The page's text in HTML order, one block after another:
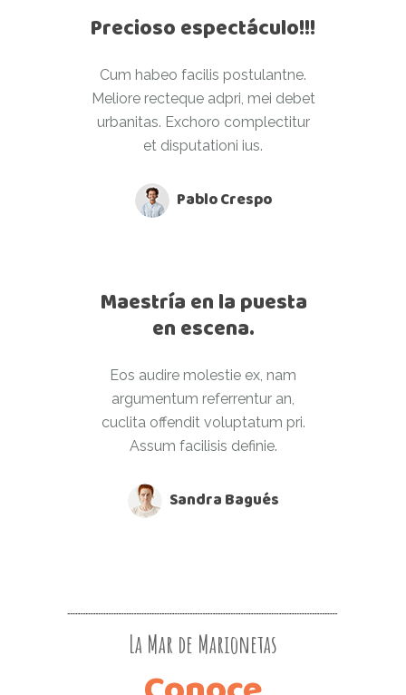
Precioso espectáculo!!!
Cum habeo facilis postulantne.
Meliore recteque adpri, mei debet
urbanitas. Exchoro complectitur
et disputationi ius.
Pablo Crespo
Maestría en la puesta
en escena.
Eos audire molestie ex, nam
argumentum referrentur an,
cuclita offendit voluptatum pri.
Assum facilisis definie.
Sandra Bagués
La Mar de Marionetas